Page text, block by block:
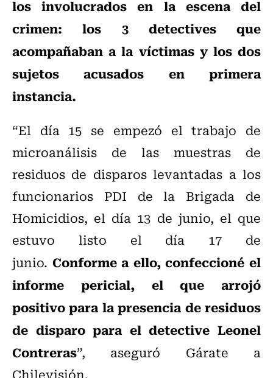
los involucrados en la escena del
crimen: los 3 detectives que
acompañaban a la víctimas y los dos
sujetos acusados en primera
instancia.
“El día 15 se empezó el trabajo de
microanálisis de las muestras de
residuos de disparos levantadas a los
funcionarios PDI de la Brigada de
Homicidios, el día 13 de junio, el que
estuvo listo el día 17 de
junio. Conforme a ello, confeccioné el
informe pericial, el que arrojó
positivo para la presencia de residuos
de disparo para el detective Leonel
Contreras”, aseguró Gárate a
Chilevisión.